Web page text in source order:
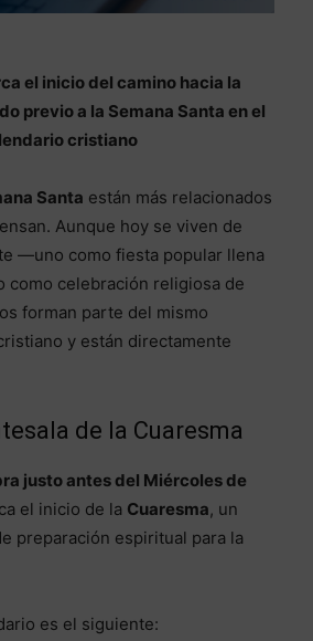
el inicio del camino hacia la
previo a la Semana Santa en el
cristiano
Santa están más relacionados
Aunque hoy se viven de
—uno como fiesta popular llena
como celebración religiosa de
forman parte del mismo
y están directamente
de la Cuaresma
justo antes del Miércoles de
el inicio de la Cuaresma, un
preparación espiritual para la
es el siguiente: